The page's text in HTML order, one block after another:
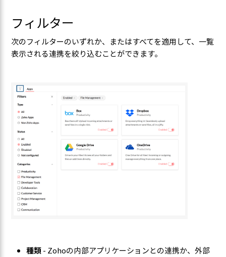
フィルター
次のフィルターのいずれか、またはすべてを適用して、一覧
表示される連携を絞り込むことができます。
種類- Zohoの内部アプリケーションとの連携か、外部